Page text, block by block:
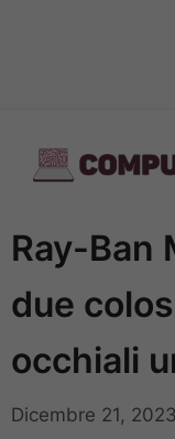
contenuto
Ray-Ban
due
occhiali
Dicembre 21, 2023